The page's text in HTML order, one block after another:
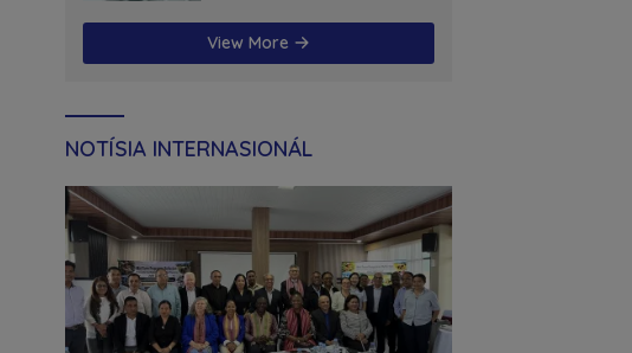
View More
NOTÍSIA INTERNASIONÁL